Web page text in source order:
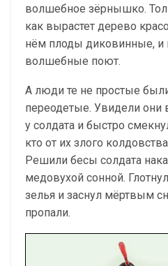
волшебное зёрнышко.
как вырастет дерево
нём плоды диковинные, и
волшебные поют.
А люди те не простые
переодетые. Увидели
у солдата и быстро
кто от их злого
Решили бесы солдата
медовухой сонной.
зелья и заснул мёртвым
пропали.